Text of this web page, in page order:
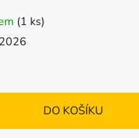
(1 ks)
DO KOŠÍKU